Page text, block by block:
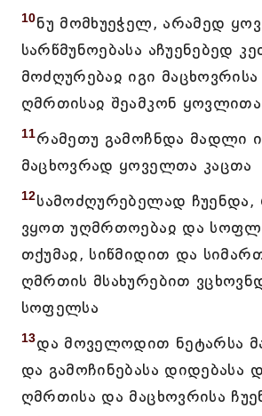
10ნუ მომხუეჭელ, არამედ
სარწმუნოებასა აჩუენებედ
მოძღურებაჲ იგი მაცხოვრისა
ღმრთისაჲ შეამკონ
11რამეთუ გამოჩნდა მადლი
მაცხოვრად ყოველთა კაცთა
12სამოძღურებელად ჩუენდა,
ვყოთ უღმრთოებაჲ და
თქუმაჲ, სიწმიდით და
ღმრთის მსახურებით
სოფელსა
13და მოველოდით ნეტარსა
და გამოჩინებასა დიდებასა
ღმრთისა და მაცხოვრისა